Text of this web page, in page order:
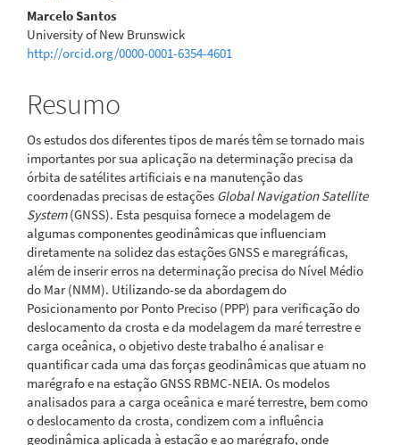
Marcelo Santos
University of New Brunswick
http://orcid.org/0000-0001-6354-4601
Resumo
Os estudos dos diferentes tipos de marés têm se tornado mais
importantes por sua aplicação na determinação precisa da
órbita de satélites artificiais e na manutenção das
coordenadas precisas de estações Global Navigation Satellite
System(GNSS). Esta pesquisa fornece a modelagem de
algumas componentes geodinâmicas que influenciam
diretamente na solidez das estações GNSS e maregráficas,
além de inserir erros na determinação precisa do Nível Médio
do Mar (NMM). Utilizando-se da abordagem do
Posicionamento por Ponto Preciso (PPP) para verificação do
deslocamento da crosta e da modelagem da maré terrestre e
carga oceânica, o objetivo deste trabalho é analisar e
quantificar cada uma das forças geodinâmicas que atuam no
marégrafo e na estação GNSS RBMC-NEIA. Os modelos
analisados para a carga oceânica e maré terrestre, bem como
o deslocamento da crosta, condizem com a influência
geodinâmica aplicada à estação e ao marégrafo, onde